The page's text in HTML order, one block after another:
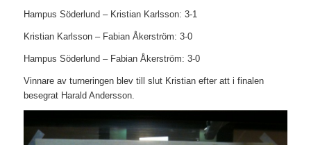
Hampus Söderlund – Kristian Karlsson: 3-1
Kristian Karlsson – Fabian Åkerström: 3-0
Hampus Söderlund – Fabian Åkerström: 3-0
Vinnare av turneringen blev till slut Kristian efter att i finalen
besegrat Harald Andersson.